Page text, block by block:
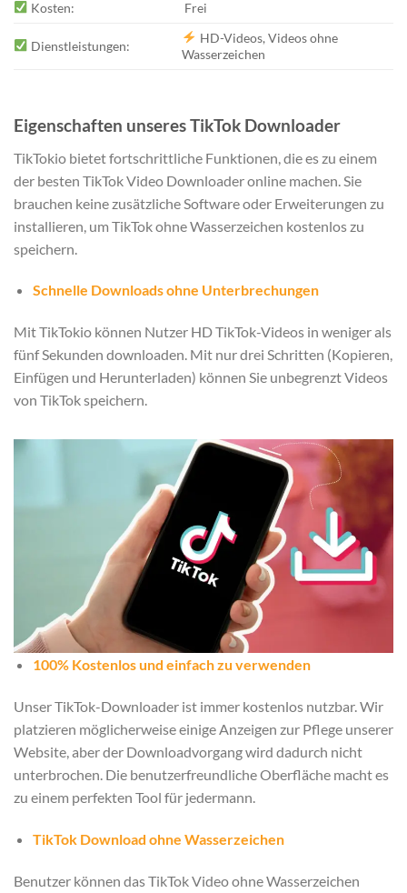
Kosten: Frei
Dienstleistungen:
HD-Videos, Videos ohne
Wasserzeichen
Eigenschaften unseres TikTok Downloader
TikTokio bietet fortschrittliche Funktionen, die es zu einem
der besten TikTok Video Downloader online machen. Sie
brauchen keine zusätzliche Software oder Erweiterungen zu
installieren, um TikTok ohne Wasserzeichen kostenlos zu
speichern.
Schnelle Downloads ohne Unterbrechungen
Mit TikTokio können Nutzer HD TikTok-Videos in weniger als
fünf Sekunden downloaden. Mit nur drei Schritten (Kopieren,
Einfügen und Herunterladen) können Sie unbegrenzt Videos
von TikTok speichern.
100% Kostenlos und einfach zu verwenden
Unser TikTok-Downloader ist immer kostenlos nutzbar. Wir
platzieren möglicherweise einige Anzeigen zur Pflege unserer
Website, aber der Downloadvorgang wird dadurch nicht
unterbrochen. Die benutzerfreundliche Oberfläche macht es
zu einem perfekten Tool für jedermann.
TikTok Download ohne Wasserzeichen
Benutzer können das TikTok Video ohne Wasserzeichen